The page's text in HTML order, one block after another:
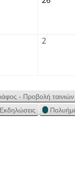
2
- Προβολή ταινιών
Εκδηλώσεις